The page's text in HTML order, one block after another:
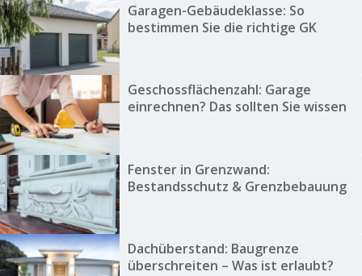
Garagen-Gebäudeklasse: So
bestimmen Sie die richtige GK
Geschossflächenzahl: Garage
einrechnen? Das sollten Sie wissen
Fenster in Grenzwand:
Bestandsschutz & Grenzbebauung
Dachüberstand: Baugrenze
überschreiten – Was ist erlaubt?